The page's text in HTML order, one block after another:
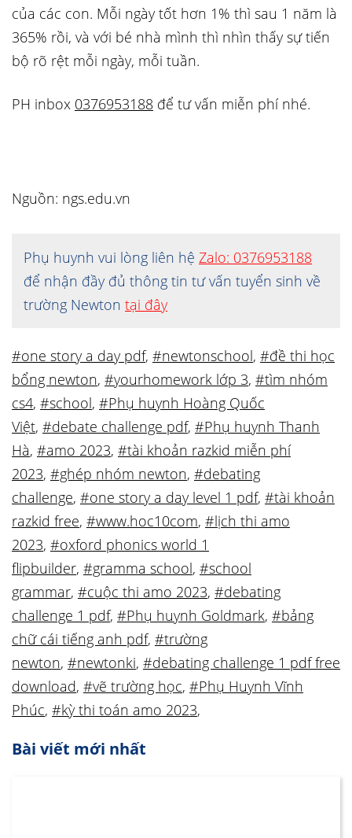
của các con. Mỗi ngày tốt hơn 1% thì sau 1 năm là
365% rồi, và với bé nhà mình thì nhìn thấy sự tiến
bộ rõ rệt mỗi ngày, mỗi tuần.
PH inbox 0376953188 để tư vấn miễn phí nhé.
Nguồn: ngs.edu.vn
Phụ huynh vui lòng liên hệ Zalo: 0376953188
để nhận đầy đủ thông tin tư vấn tuyển sinh về
trường Newton tại đây
#one story a day pdf, #newtonschool, #đề thi học
bổng newton, #yourhomework lớp 3, #tìm nhóm
cs4, #school, #Phụ huynh Hoàng Quốc
Việt, #debate challenge pdf, #Phụ huynh Thanh
Hà, #amo 2023, #tài khoản razkid miễn phí
2023, #ghép nhóm newton, #debating
challenge, #one story a day level 1 pdf, #tài khoản
razkid free, #www.hoc10com, #lịch thi amo
2023, #oxford phonics world 1
flipbuilder, #gramma school, #school
grammar, #cuộc thi amo 2023, #debating
challenge 1 pdf, #Phụ huynh Goldmark, #bảng
chữ cái tiếng anh pdf, #trường
newton, #newtonki, #debating challenge 1 pdf free
download, #vẽ trường học, #Phụ Huynh Vĩnh
Phúc, #kỳ thi toán amo 2023,
Bài viết mới nhất